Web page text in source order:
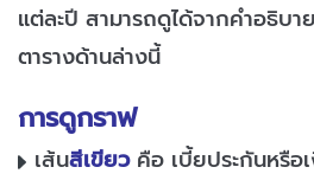
แต่ละปี สามารถดูได้จากคำอธิบา
ตารางด้านล่างนี้
การดูกราฟ
เส้นสีเขียว คือ เบี้ยประกันหรือ